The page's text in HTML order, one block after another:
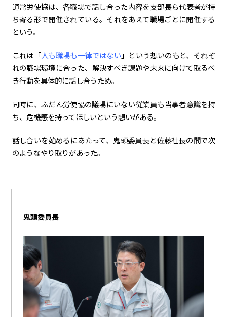
通常労使協は、各職場で話し合った内容を支部長ら代表者が持
ち寄る形で開催されている。それをあえて職場ごとに開催する
という。
これは「人も職場も一律ではない 」という想いのもと、それぞ
れの職場環境に合った、解決すべき課題や未来に向けて取るべ
き行動を具体的に話し合うため。
同時に、ふだん労使協の議場にいない従業員も当事者意識を持
ち、危機感を持ってほしいという想いがある。
話し合いを始めるにあたって、鬼頭委員長と佐藤社長の間で次
のようなやり取りがあった。
鬼頭委員長